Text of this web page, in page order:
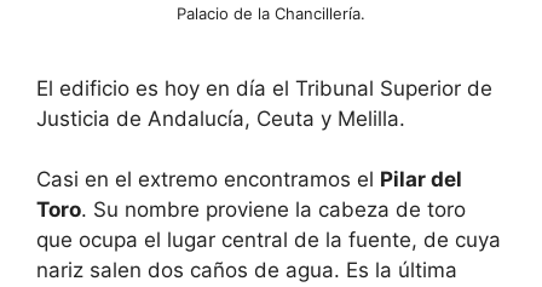
Palacio de la Chancillería.
El edificio es hoy en día el Tribunal Superior de
Justicia de Andalucía, Ceuta y Melilla.
Casi en el extremo encontramos el Pilar del
Toro. Su nombre proviene la cabeza de toro
que ocupa el lugar central de la fuente, de cuya
nariz salen dos caños de agua. Es la última